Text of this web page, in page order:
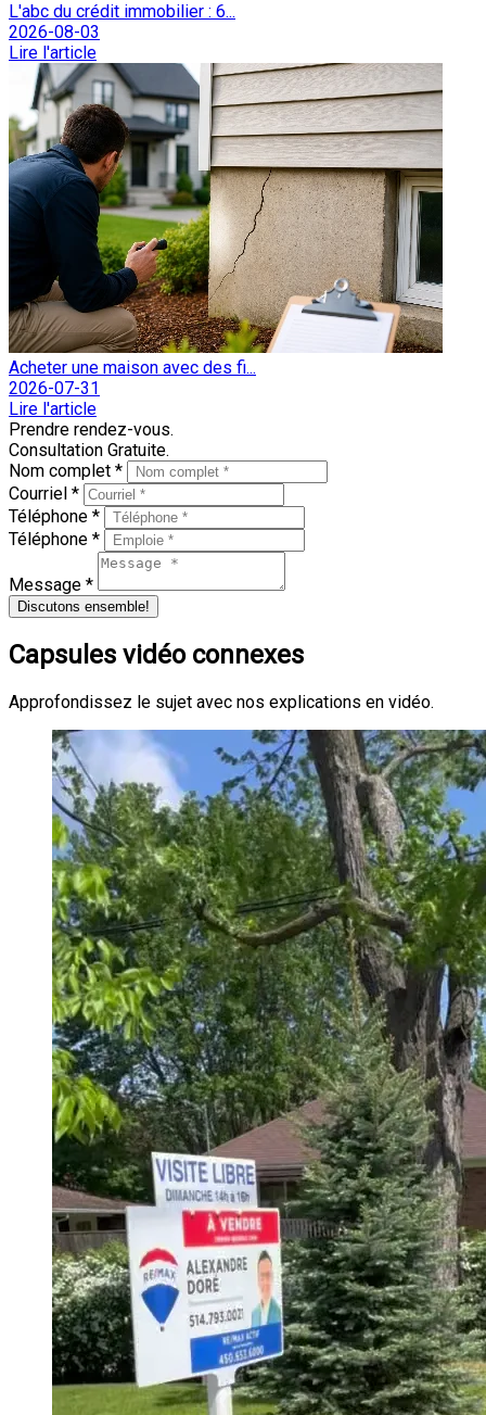
L'abc du crédit immobilier : 6...
2026-08-03
Lire l'article
Acheter une maison avec des fi...
2026-07-31
Lire l'article
Prendre rendez-vous.
Consultation Gratuite.
Nom complet *
Courriel *
Téléphone *
Téléphone *
Message *
Discutons ensemble!
Capsules vidéo connexes
Approfondissez le sujet avec nos explications en vidéo.